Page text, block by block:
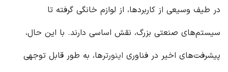
در طیف وسیعی از کاربردها، از لوازم خانگی گرفته تا
سیستم‌های صنعتی بزرگ، نقش اساسی دارند. با این حال،
پیشرفت‌های اخیر در فناوری اینورترها، به طور قابل توجهی